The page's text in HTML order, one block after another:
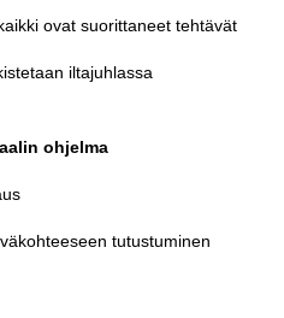
ovat suorittaneet tehtävät
iltajuhlassa
ohjelma
tutustuminen